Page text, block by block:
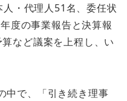
・代理人51名、委任状
度の事業報告と決算報
など議案を上程し、い
中で、「引き続き理事